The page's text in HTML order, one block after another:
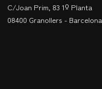
C/Joan Prim, 83 1º Planta
08400 Granollers - Barcelona